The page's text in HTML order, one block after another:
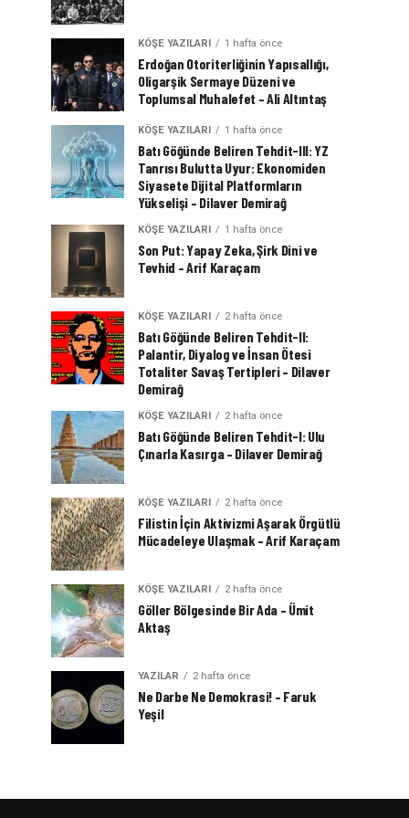
KÖŞE YAZILARI 1 hafta önce
Erdoğan Otoriterliğinin Yapısallığı,
Oligarşik Sermaye Düzeni ve
Toplumsal Muhalefet – Ali Altıntaş
KÖŞE YAZILARI 1 hafta önce
Batı Göğünde Beliren Tehdit-III: YZ
Tanrısı Bulutta Uyur: Ekonomiden
Siyasete Dijital Platformların
Yükselişi – Dilaver Demirağ
KÖŞE YAZILARI 1 hafta önce
Son Put: Yapay Zeka, Şirk Dini ve
Tevhid – Arif Karaçam
KÖŞE YAZILARI 2 hafta önce
Batı Göğünde Beliren Tehdit-II:
Palantir, Diyalog ve İnsan Ötesi
Totaliter Savaş Tertipleri – Dilaver
Demirağ
KÖŞE YAZILARI 2 hafta önce
Batı Göğünde Beliren Tehdit-I: Ulu
Çınarla Kasırga – Dilaver Demirağ
KÖŞE YAZILARI 2 hafta önce
Filistin İçin Aktivizmi Aşarak Örgütlü
Mücadeleye Ulaşmak – Arif Karaçam
KÖŞE YAZILARI 2 hafta önce
Göller Bölgesinde Bir Ada – Ümit
Aktaş
YAZILAR 2 hafta önce
Ne Darbe Ne Demokrasi! – Faruk
Yeşil